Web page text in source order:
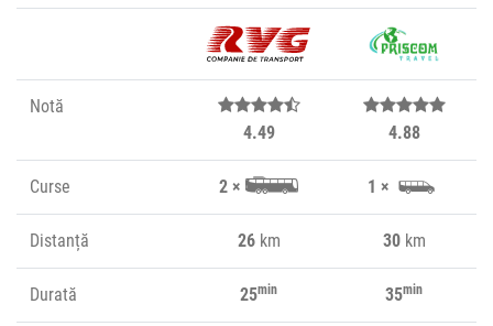
Notă
4.49
4.88
Curse 2 × 1 ×
Distanță 26km 30km
Durată 25min 35min